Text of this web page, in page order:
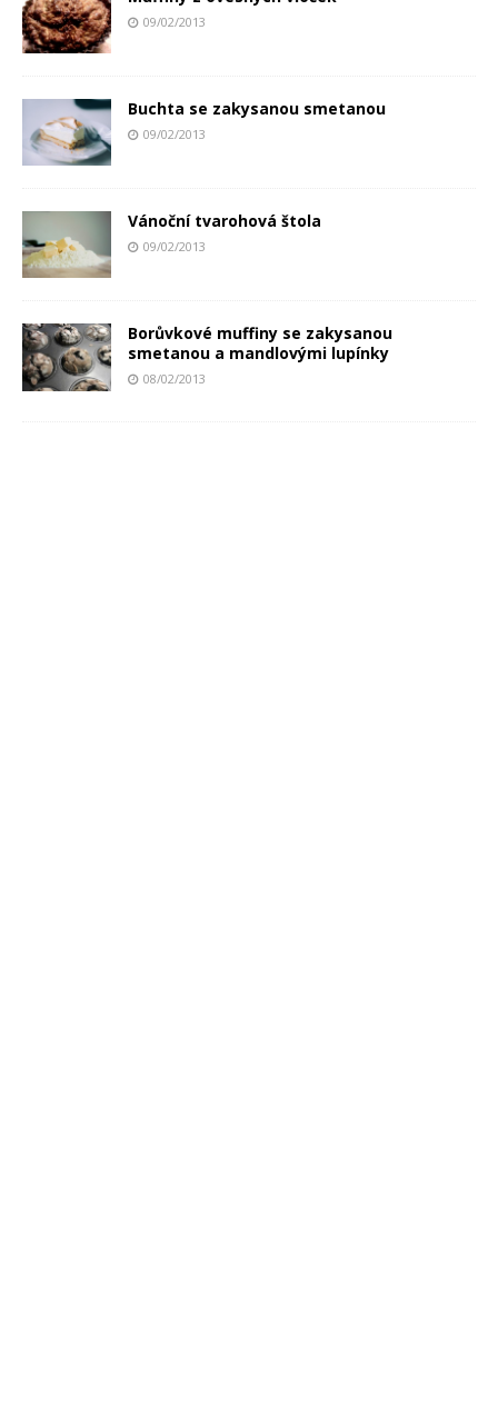
09/02/2013
Buchta se zakysanou smetanou
09/02/2013
Vánoční tvarohová štola
09/02/2013
Borůvkové muffiny se zakysanou
smetanou a mandlovými lupínky
08/02/2013